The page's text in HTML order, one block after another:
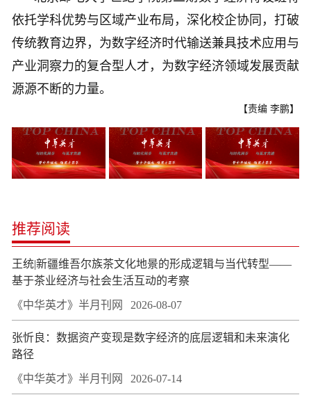
依托学科优势与区域产业布局，深化校企协同，打破
传统教育边界，为数字经济时代输送兼具技术应用与
产业洞察力的复合型人才，为数字经济领域发展贡献
源源不断的力量。
【责编 李鹏】
推荐阅读
王统|新疆维吾尔族茶文化地景的形成逻辑与当代转型——
基于茶业经济与社会生活互动的考察
《中华英才》半月刊网 2026-08-07
张忻良：数据资产变现是数字经济的底层逻辑和未来演化
路径
《中华英才》半月刊网 2026-07-14